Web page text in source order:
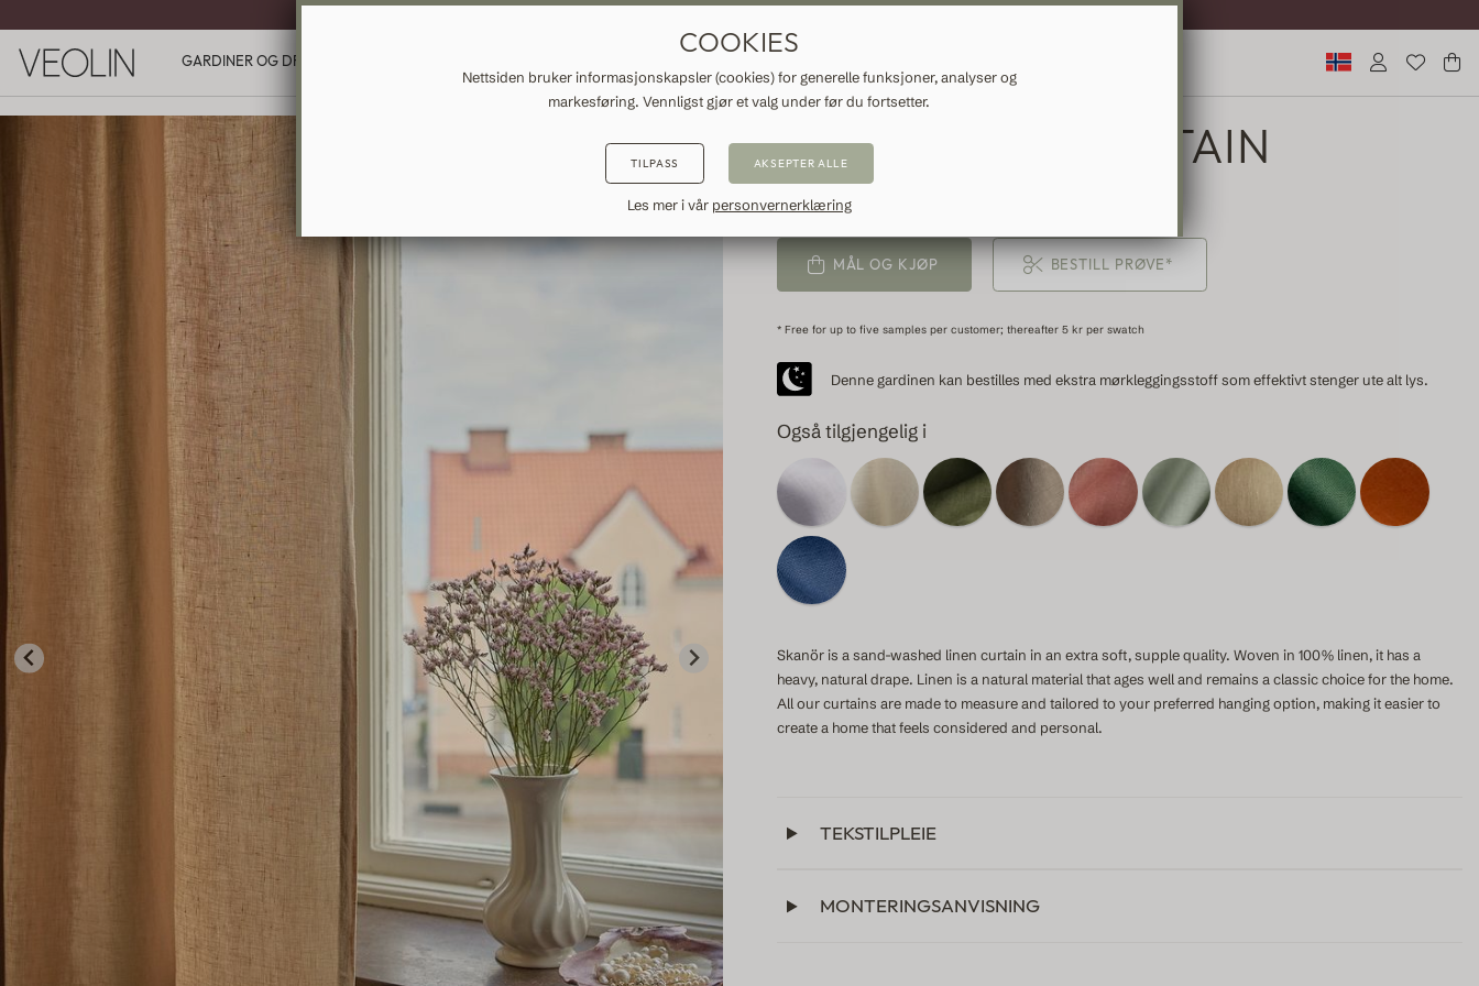
GARDINER OG DRAPERIER
BEIGE LINEN CURTAIN
MÅL OG KJØP BESTILL PRØVE*
* Free for up to five samples per customer; thereafter 5 kr per swatch
Denne gardinen kan bestilles med ekstra mørkleggingsstoff som effektivt stenger ute alt lys.
Også tilgjengelig i
Skanör is a sand-washed linen curtain in an extra soft, supple quality. Woven in 100% linen, it has a
heavy, natural drape. Linen is a natural material that ages well and remains a classic choice for the home.
All our curtains are made to measure and tailored to your preferred hanging option, making it easier to
create a home that feels considered and personal.
TEKSTILPLEIE
MONTERINGSANVISNING
COOKIES
Nettsiden bruker informasjonskapsler (cookies) for generelle funksjoner, analyser og
markesføring. Vennligst gjør et valg under før du fortsetter.
TILPASS AKSEPTER ALLE
Les mer i vår personvernerklæring